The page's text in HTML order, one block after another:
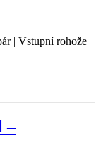
| Vstupní rohože
–